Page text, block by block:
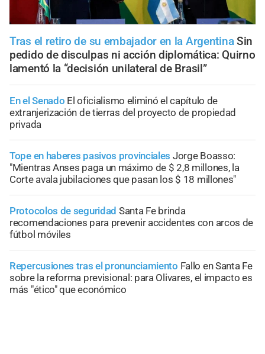
Tras el retiro de su embajador en la Argentina Sin
pedido de disculpas ni acción diplomática: Quirno
lamentó la “decisión unilateral de Brasil”
En el Senado El oficialismo eliminó el capítulo de
extranjerización de tierras del proyecto de propiedad
privada
Tope en haberes pasivos provinciales Jorge Boasso:
"Mientras Anses paga un máximo de $ 2,8 millones, la
Corte avala jubilaciones que pasan los $ 18 millones"
Protocolos de seguridad Santa Fe brinda
recomendaciones para prevenir accidentes con arcos de
fútbol móviles
Repercusiones tras el pronunciamiento Fallo en Santa Fe
sobre la reforma previsional: para Olivares, el impacto es
más "ético" que económico